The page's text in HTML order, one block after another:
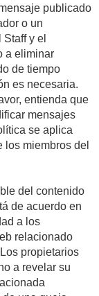
publicado
o un
y el
a eliminar
de tiempo
es necesaria.
entienda que
mensajes
se aplica
los miembros del
del contenido
de acuerdo en
a los
relacionado
propietarios
a revelar su